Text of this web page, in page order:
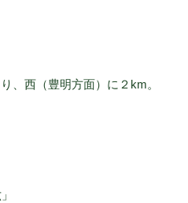
、西（豊明方面）に２km。